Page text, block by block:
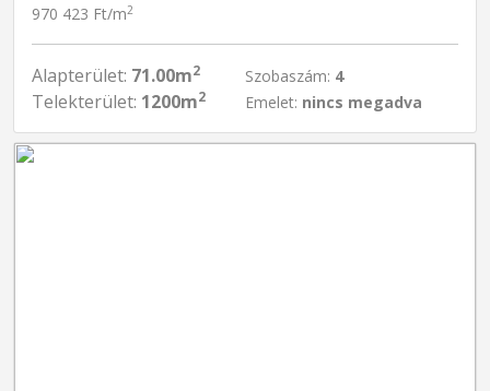
970 423 Ft/m2
Alapterület: 71.00m2
Telekterület: 1200m2
Szobaszám: 4
Emelet: nincs megadva